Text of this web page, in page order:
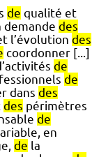
de qualité et
demande des
l’évolution des
coordonner [...]
de
de
dans des
des périmètres
de
en
de la